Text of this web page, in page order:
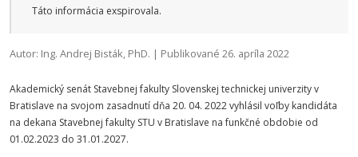
Táto informácia exspirovala.
Autor: Ing. Andrej Bisták, PhD. | Publikované 26. apríla 2022
Akademický senát Stavebnej fakulty Slovenskej technickej univerzity v
Bratislave na svojom zasadnutí dňa 20. 04. 2022 vyhlásil voľby kandidáta
na dekana Stavebnej fakulty STU v Bratislave na funkčné obdobie od
01.02.2023 do 31.01.2027.